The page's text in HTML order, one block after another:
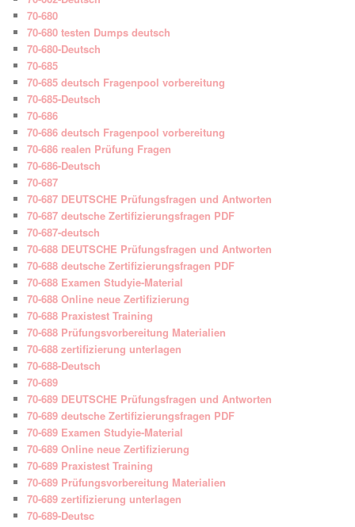
70-680
70-680 testen Dumps deutsch
70-680-Deutsch
70-685
70-685 deutsch Fragenpool vorbereitung
70-685-Deutsch
70-686
70-686 deutsch Fragenpool vorbereitung
70-686 realen Prüfung Fragen
70-686-Deutsch
70-687
70-687 DEUTSCHE Prüfungsfragen und Antworten
70-687 deutsche Zertifizierungsfragen PDF
70-687-deutsch
70-688 DEUTSCHE Prüfungsfragen und Antworten
70-688 deutsche Zertifizierungsfragen PDF
70-688 Examen Studyie-Material
70-688 Online neue Zertifizierung
70-688 Praxistest Training
70-688 Prüfungsvorbereitung Materialien
70-688 zertifizierung unterlagen
70-688-Deutsch
70-689
70-689 DEUTSCHE Prüfungsfragen und Antworten
70-689 deutsche Zertifizierungsfragen PDF
70-689 Examen Studyie-Material
70-689 Online neue Zertifizierung
70-689 Praxistest Training
70-689 Prüfungsvorbereitung Materialien
70-689 zertifizierung unterlagen
70-689-Deutsc